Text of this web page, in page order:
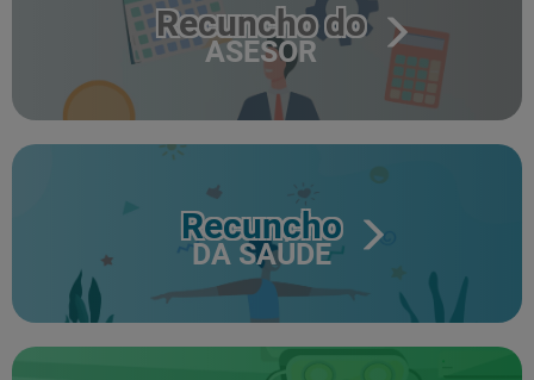
Recuncho do
ASESOR
Recuncho
DA SAÚDE